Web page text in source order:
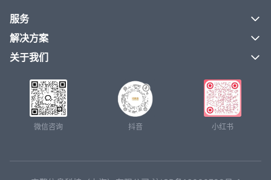
服务
解决方案
关于我们
微信咨询 抖音 小红书